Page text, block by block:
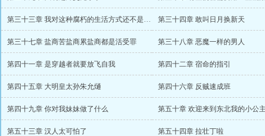
第三十三章 我对这种腐朽的生活方式还不是很适应需要一点时间 第三十四章 敢叫日月换新天
第三十七章 盐商苦盐商累盐商都是活受罪 第三十八章 恶魔一样的男人
第四十一章 是穿越者就要放飞自我 第四十二章 宿命的指引
第四十五章 大明皇太孙朱允熥 第四十六章 反贼速成班
第四十九章 你对我妹妹做了什么
第五十三章 汉人太可怕了 第五十四章 拉壮丁啦